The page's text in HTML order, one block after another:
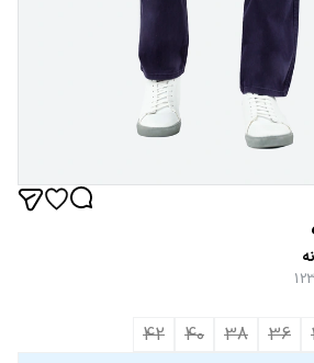
36
38
40
42